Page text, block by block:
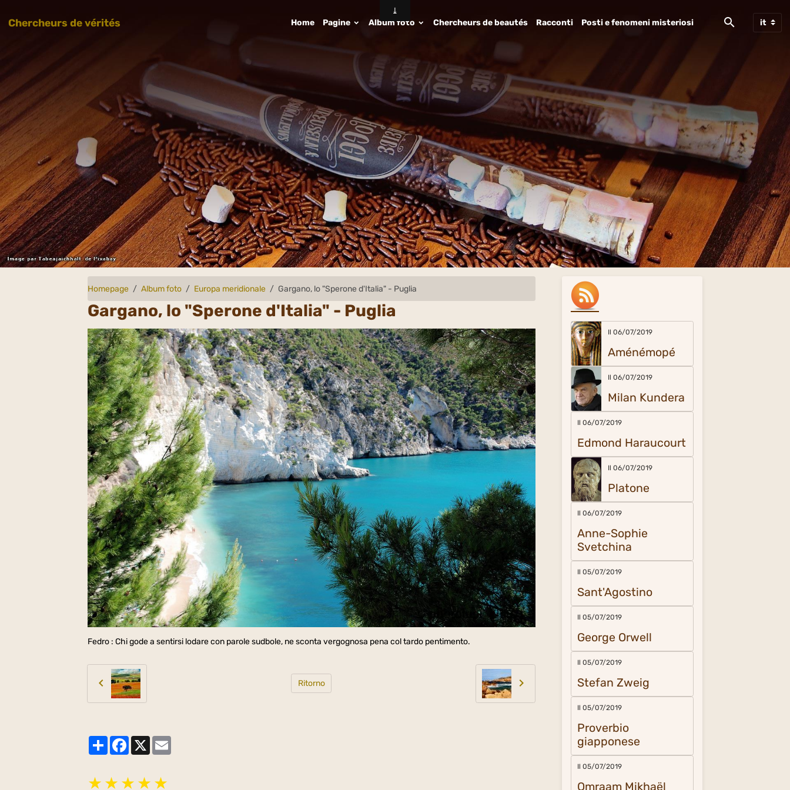
Chercheurs de vérités Home Pagine Album foto Chercheurs de beautés Racconti Posti e fenomeni misteriosi
Homepage Album foto Europa meridionale Gargano, lo "Sperone d'Italia" - Puglia
Gargano, lo "Sperone d'Italia" - Puglia
Fedro : Chi gode a sentirsi lodare con parole sudbole, ne sconta vergognosa pena col tardo pentimento.
Ritorno
PartagerFacebook
X
★ ★ ★ ★ ★
Il 06/07/2019
Aménémopé
Il 06/07/2019
Milan Kundera
Il 06/07/2019
Edmond Haraucourt
Il 06/07/2019
Platone
Il 06/07/2019
Anne-Sophie
Svetchina
Il 05/07/2019
Sant'Agostino
Il 05/07/2019
George Orwell
Il 05/07/2019
Stefan Zweig
Il 05/07/2019
Proverbio
giapponese
Il 05/07/2019
Omraam Mikhaël